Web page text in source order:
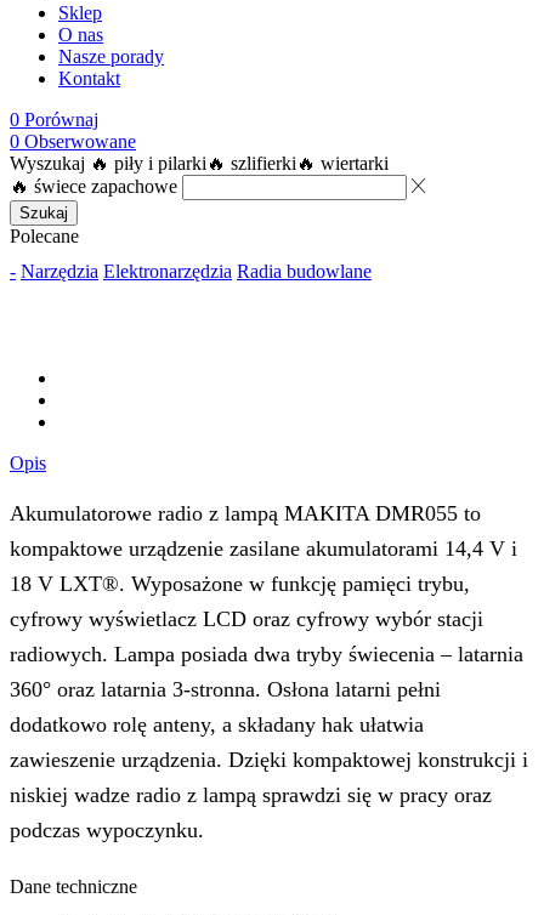
Sklep
O nas
Nasze porady
Kontakt
0 Porównaj
0 Obserwowane
Wyszukaj 🔥 piły i pilarki 🔥 szlifierki 🔥 wiertarki
🔥 świece zapachowe
Szukaj
Polecane
- Narzędzia Elektronarzędzia Radia budowlane
Opis
Akumulatorowe radio z lampą MAKITA DMR055 to
kompaktowe urządzenie zasilane akumulatorami 14,4 V i
18 V LXT®. Wyposażone w funkcję pamięci trybu,
cyfrowy wyświetlacz LCD oraz cyfrowy wybór stacji
radiowych. Lampa posiada dwa tryby świecenia – latarnia
360° oraz latarnia 3-stronna. Osłona latarni pełni
dodatkowo rolę anteny, a składany hak ułatwia
zawieszenie urządzenia. Dzięki kompaktowej konstrukcji i
niskiej wadze radio z lampą sprawdzi się w pracy oraz
podczas wypoczynku.
Dane techniczne